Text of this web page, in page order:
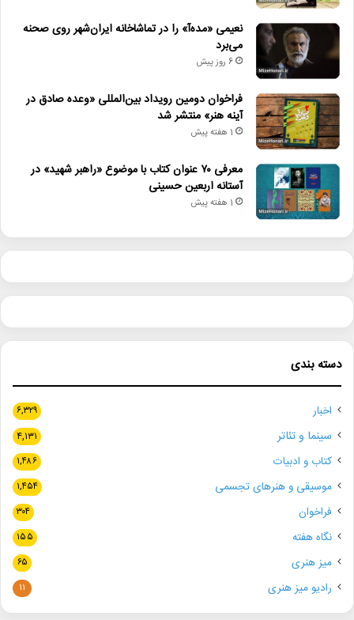
نعیمی «مده‌آ» را در تماشاخانه ایران‌شهر روی صحنه
می‌برد
6 روز پیش
فراخوان دومین رویداد بین‌المللی «وعده صادق در
آینه هنر» منتشر شد
1 هفته پیش
معرفی ۷۰ عنوان کتاب با موضوع «راهبر شهید» در
آستانه اربعین حسینی
1 هفته پیش
دسته بندی
اخبار ۶,۳۲۹
سینما و تئاتر ۴,۱۳۱
کتاب و ادبیات ۱,۴۸۶
موسیقی و هنرهای تجسمی ۱,۴۵۴
فراخوان ۳۰۴
نگاه هفته ۱۵۵
میز هنری ۶۵
رادیو میز هنری ۱۱